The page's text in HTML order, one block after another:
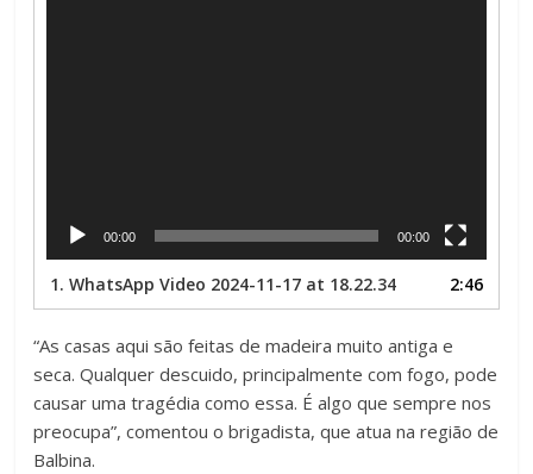
00:00 00:00
1.WhatsApp Video 2024-11-17 at 18.22.34 2:46
“As casas aqui são feitas de madeira muito antiga e
seca. Qualquer descuido, principalmente com fogo, pode
causar uma tragédia como essa. É algo que sempre nos
preocupa”, comentou o brigadista, que atua na região de
Balbina.